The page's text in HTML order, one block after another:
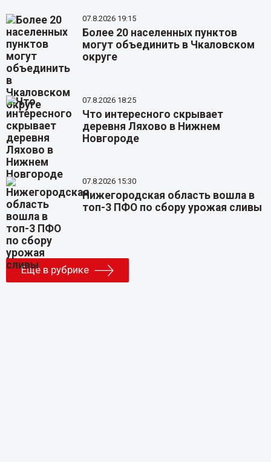
07.8.2026 19:15
Более 20 населенных пунктов
могут объединить в Чкаловском
округе
07.8.2026 18:25
Что интересного скрывает
деревня Ляхово в Нижнем
Новгороде
07.8.2026 15:30
Нижегородская область вошла в
топ-3 ПФО по сбору урожая сливы
Еще в рубрике